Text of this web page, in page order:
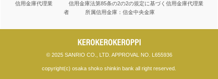
信用金庫代理業 信用金庫法第85条の2の2の規定に基づく信用金庫代理業
者 所属信用金庫：信金中央金庫
© 2025 SANRIO CO., LTD. APPROVAL NO. L655936
copyright(c) osaka shoko shinkin bank all right reserved.